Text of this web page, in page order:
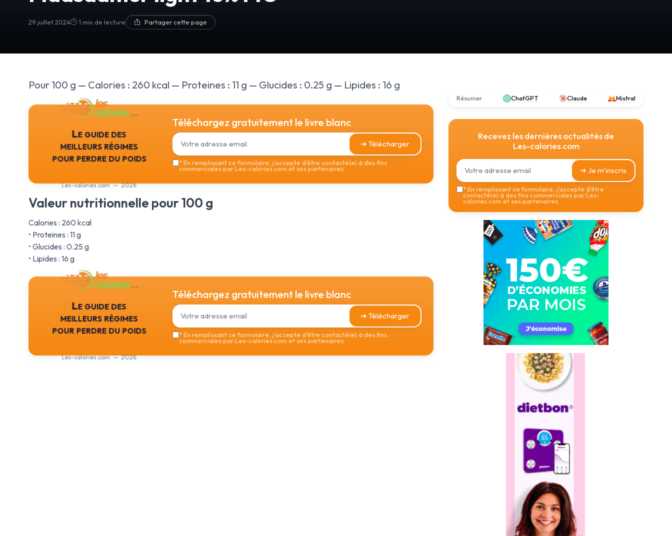
29 juillet 2024 1 min de lecture Partager cette page
Pour 100 g — Calories : 260 kcal — Proteines : 11 g — Glucides : 0.25 g — Lipides : 16 g
Le guide des
meilleurs régimes
pour perdre du poids
Les-calories.com — 2026
Téléchargez gratuitement le livre blanc
➔ Télécharger
*En remplissant ce formulaire, j’accepte d’être contacté(e) à des fins
commerciales par Les-calories.com et ses partenaires.
Valeur nutritionnelle pour 100 g
Calories : 260 kcal
• Proteines : 11 g
• Glucides : 0.25 g
• Lipides : 16 g
Le guide des
meilleurs régimes
pour perdre du poids
Les-calories.com — 2026
Téléchargez gratuitement le livre blanc
➔ Télécharger
*En remplissant ce formulaire, j’accepte d’être contacté(e) à des fins
commerciales par Les-calories.com et ses partenaires.
Résumer ChatGPT Claude Mistral
Recevez les dernières actualités de
Les-calories.com
➔ Je m'inscris
*En remplissant ce formulaire, j’accepte d’être
contacté(e) à des fins commerciales par Les-
calories.com et ses partenaires.